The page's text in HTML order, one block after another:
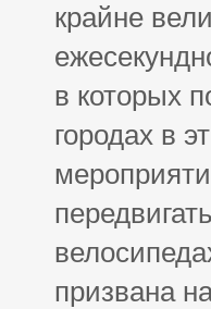
крайне
в которых
городах в
призвана